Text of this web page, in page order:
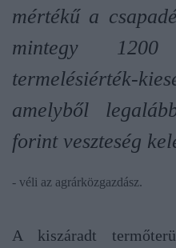
mértékű a
mintegy
termelésiérték-
amelyből
forint veszteség
- véli az agrárközgazdász.
A kiszáradt